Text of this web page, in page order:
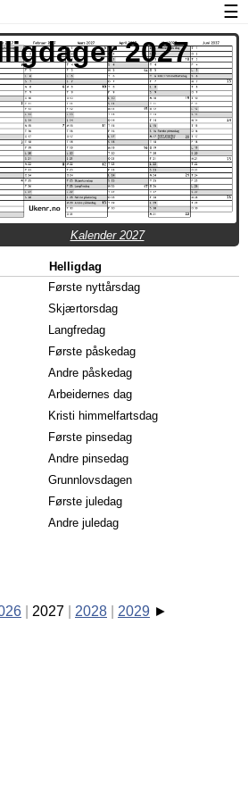
og ukenumre
på iPhone
☰
2027
Kalender 2027
Helligdag
Første nyttårsdag
Skjærtorsdag
Langfredag
Første påskedag
Andre påskedag
Arbeidernes dag
Kristi himmelfartsdag
Første pinsedag
Andre pinsedag
Grunnlovsdagen
Første juledag
Andre juledag
2027 2028 2029